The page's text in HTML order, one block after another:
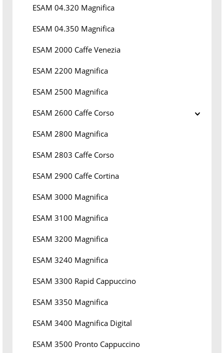
ESAM 04.320 Magnifica
ESAM 04.350 Magnifica
ESAM 2000 Caffe Venezia
ESAM 2200 Magnifica
ESAM 2500 Magnifica
ESAM 2600 Caffe Corso
ESAM 2800 Magnifica
ESAM 2803 Caffe Corso
ESAM 2900 Caffe Cortina
ESAM 3000 Magnifica
ESAM 3100 Magnifica
ESAM 3200 Magnifica
ESAM 3240 Magnifica
ESAM 3300 Rapid Cappuccino
ESAM 3350 Magnifica
ESAM 3400 Magnifica Digital
ESAM 3500 Pronto Cappuccino